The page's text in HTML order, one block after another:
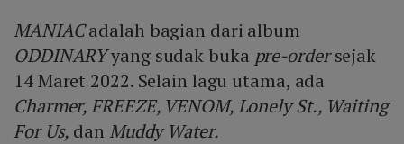
MANIACadalah bagian dari album
ODDINARYyang sudak buka pre-ordersejak
14 Maret 2022. Selain lagu utama, ada
Charmer, FREEZE, VENOM, Lonely St., Waiting
For Us, dan Muddy Water.